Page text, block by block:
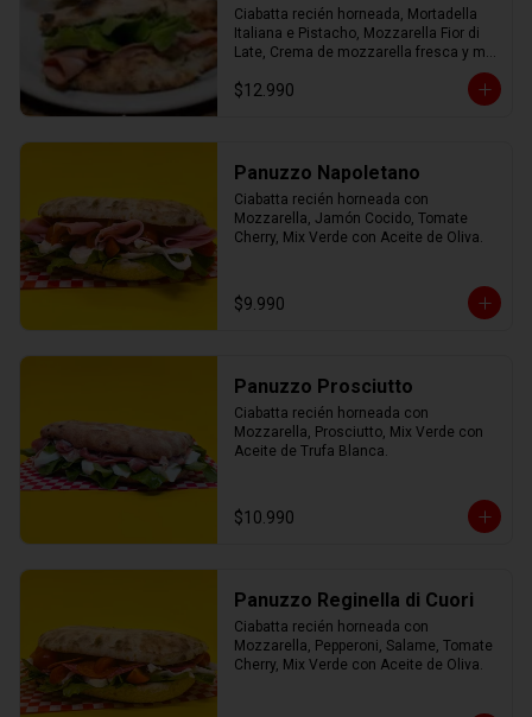
Ciabatta recién horneada, Mortadella
Italiana e Pistacho, Mozzarella Fior di
Late, Crema de mozzarella fresca y mix
$12.990
Panuzzo Napoletano
Ciabatta recién horneada con
Mozzarella, Jamón Cocido, Tomate
Cherry, Mix Verde con Aceite de Oliva.
$9.990
Panuzzo Prosciutto
Ciabatta recién horneada con
Mozzarella, Prosciutto, Mix Verde con
Aceite de Trufa Blanca.
$10.990
Panuzzo Reginella di Cuori
Ciabatta recién horneada con
Mozzarella, Pepperoni, Salame, Tomate
Cherry, Mix Verde con Aceite de Oliva.